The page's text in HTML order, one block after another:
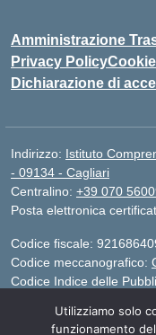
Amministrazione
Privacy Policy
Dichiarazione di
Indirizzo: Istituto
- 09134 - Cagliari
Centralino: +39 070
Posta elettronica
Codice fiscale:
Codice meccanografico:
Codice Indice delle
IBAN - IT 46 W
Utilizziamo solo
funzionamento